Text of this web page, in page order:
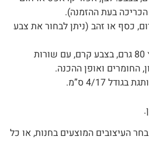
בעת ההזמנה).
כסף או זהב (ניתן לבחור את צבע
כ-60 דפי פנים מנייר נטול עץ 80 גרם, בצבע קרם, עם שורות
ואופן ההכנה.
4/17 ס”מ.